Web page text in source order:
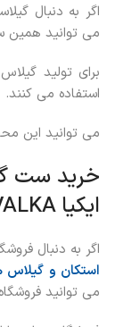
اگر به دنبال
می توانید همین ست را با
استفاده می کنند.
می توانید این
ایکیا SVALKA
اگر به دنبال
استکان و گیلاس
می توانید